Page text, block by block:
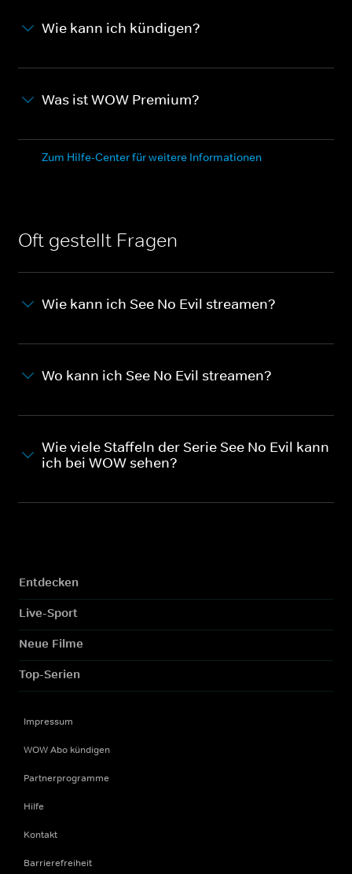
Wie kann ich kündigen?
Was ist WOW Premium?
Zum Hilfe-Center für weitere Informationen
Oft gestellt Fragen
Wie kann ich See No Evil streamen?
Wo kann ich See No Evil streamen?
Wie viele Staffeln der Serie See No Evil kann
ich bei WOW sehen?
Entdecken
Live-Sport
Neue Filme
Top-Serien
Impressum
WOW Abo kündigen
Partnerprogramme
Hilfe
Kontakt
Barrierefreiheit